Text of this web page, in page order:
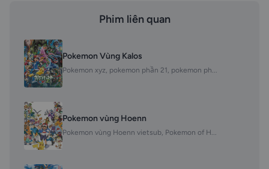
Phim liên quan
Pokemon Vùng Kalos
Pokemon xyz, pokemon phần 21, pokemon ph...
Pokemon vùng Hoenn
Pokemon vùng Hoenn vietsub, Pokemon of H...